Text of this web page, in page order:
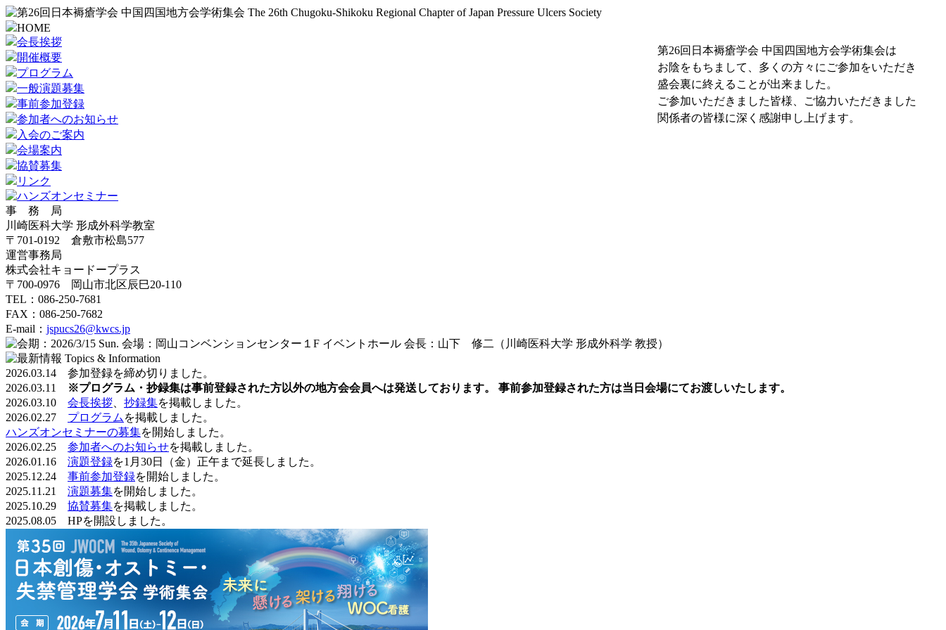
HOME
会長挨拶
開催概要
プログラム
一般演題募集
事前参加登録
参加者へのお知らせ
入会のご案内
会場案内
協賛募集
リンク
事 務 局
川崎医科大学 形成外科学教室
〒701-0192 倉敷市松島577
運営事務局
株式会社キョードープラス
〒700-0976 岡山市北区辰巳20-110
TEL：086-250-7681
FAX：086-250-7682
E-mail： jspucs26@kwcs.jp
第26回日本褥瘡学会 中国四国地方会学術集会は
お陰をもちまして、多くの方々にご参加をいただき
盛会裏に終えることが出来ました。
ご参加いただきました皆様、ご協力いただきました
関係者の皆様に深く感謝申し上げます。
2026.03.14 参加登録を締め切りました。
2026.03.11
※プログラム・抄録集は事前登録された方以外の地方会会員へは発送しております。 事前参加登録された方は当日会場にてお渡しいたします。
2026.03.10 会長挨拶 抄録集を掲載しました。
2026.02.27 プログラム を掲載しました。
ハンズオンセミナーの募集を開始しました。
2026.02.25 参加者へのお知らせを掲載しました。
2026.01.16 演題登録を1月30日（金）正午まで延長しました。
2025.12.24 事前参加登録を開始しました。
2025.11.21 演題募集を開始しました。
2025.10.29 協賛募集を掲載しました。
2025.08.05 HPを開設しました。